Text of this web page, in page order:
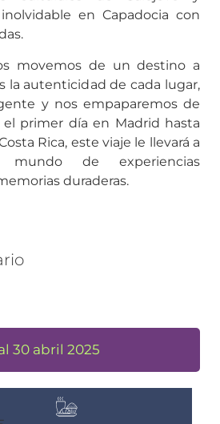
en Capadocia con
movemos de un destino a
la autenticidad de cada lugar,
y nos empaparemos de
el primer día en Madrid hasta
Rica, este viaje le llevará a
de experiencias
duraderas.
30 abril 2025